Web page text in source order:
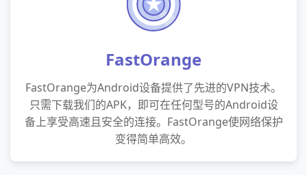
FastOrange
FastOrange为Android设备提供了先进的VPN技术。
只需下载我们的APK，即可在任何型号的Android设
备上享受高速且安全的连接。FastOrange使网络保护
变得简单高效。